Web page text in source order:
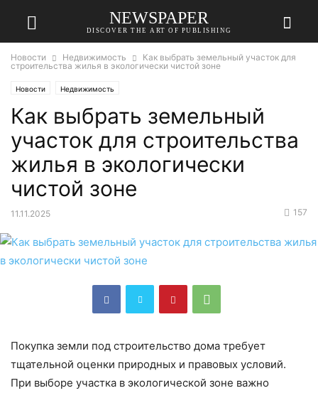
NEWSPAPER
DISCOVER THE ART OF PUBLISHING
Новости Недвижимость
Как выбрать земельный участок для
строительства жилья в экологически чистой зоне
Новости Недвижимость
Как выбрать земельный
участок для строительства
жилья в экологически
чистой зоне
11.11.2025 157
Покупка земли под строительство дома требует
тщательной оценки природных и правовых условий.
При выборе участка в экологической зоне важно